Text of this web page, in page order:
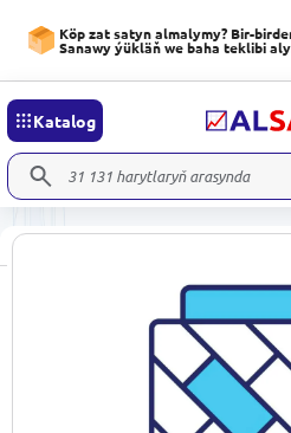
Köp zat satyn almalymy? Bir-
Sanawy ýükläň we baha teklibi
Katalog